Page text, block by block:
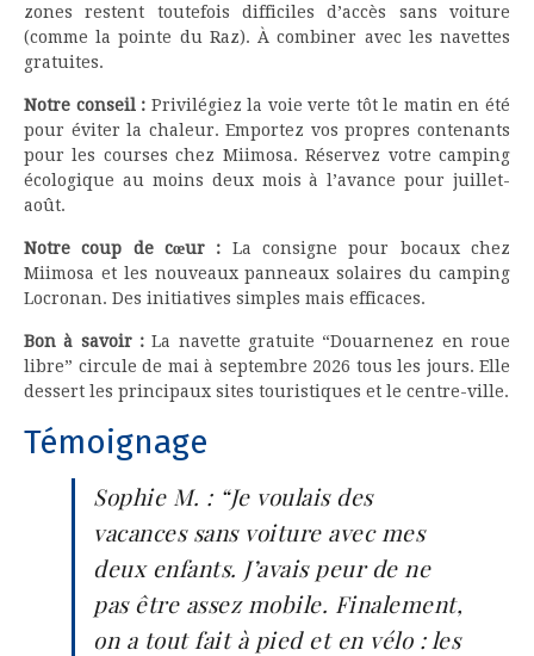
zones restent toutefois difficiles d’accès sans voiture
(comme la pointe du Raz). À combiner avec les navettes
gratuites.
Notre conseil : Privilégiez la voie verte tôt le matin en été
pour éviter la chaleur. Emportez vos propres contenants
pour les courses chez Miimosa. Réservez votre camping
écologique au moins deux mois à l’avance pour juillet-
août.
Notre coup de cœur : La consigne pour bocaux chez
Miimosa et les nouveaux panneaux solaires du camping
Locronan. Des initiatives simples mais efficaces.
Bon à savoir : La navette gratuite “Douarnenez en roue
libre” circule de mai à septembre 2026 tous les jours. Elle
dessert les principaux sites touristiques et le centre-ville.
Témoignage
Sophie M. : “Je voulais des
vacances sans voiture avec mes
deux enfants. J’avais peur de ne
pas être assez mobile. Finalement,
on a tout fait à pied et en vélo : les